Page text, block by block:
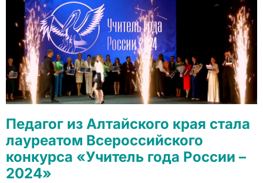
Педагог из Алтайского края стала
лауреатом Всероссийского
конкурса «Учитель года России –
2024»